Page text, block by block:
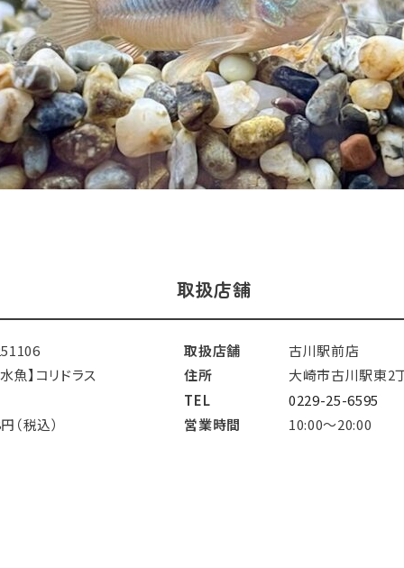
水魚】コリドラス
（税込）
取扱店舗
取扱店舗
古川駅前店
住所
大崎市古川駅東2
TEL
0229-25-6595
営業時間
10:00～20:00